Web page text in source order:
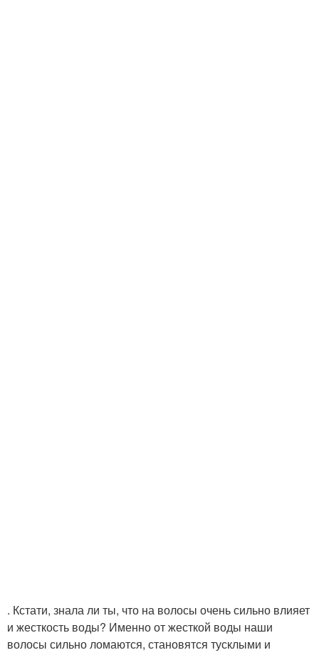
. Кстати, знала ли ты, что на волосы очень сильно влияет
и жесткость воды? Именно от жесткой воды наши
волосы сильно ломаются, становятся тусклыми и